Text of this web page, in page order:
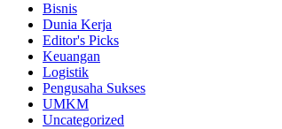
Bisnis
Dunia Kerja
Editor's Picks
Keuangan
Logistik
Pengusaha Sukses
UMKM
Uncategorized